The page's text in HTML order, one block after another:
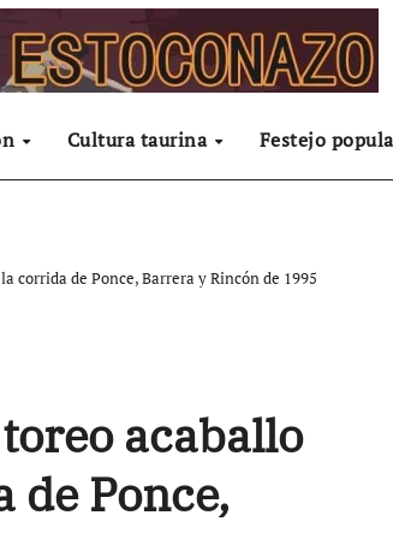
Cultura taurina Festejo
corrida de Ponce, Barrera y Rincón de 1995
acaballo
de Ponce,